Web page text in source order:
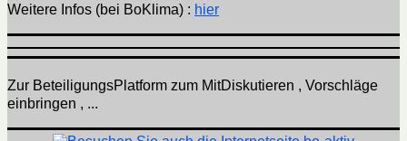
Weitere Infos (bei BoKlima) : hier
Zur BeteiligungsPlatform zum MitDiskutieren , Vorschläge
einbringen , ...